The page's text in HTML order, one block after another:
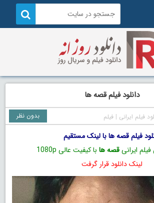
دانلود فیلم قصه ها
فیلم ایرانی |فیلم بدون نظر
فیلم قصه ها با لینک مستقیم
فیلم ایرانیقصه ها با کیفیت عالی 1080p
لینک دانلود قرار گرفت